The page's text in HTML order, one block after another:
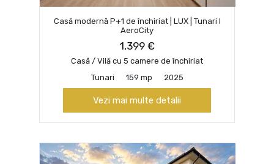
Casă modernă P+1 de închiriat | LUX | Tunari I
AeroCity
1,399 €
Casă / Vilă cu 5 camere de închiriat
Tunari
159 mp 2025
Vezi mai multe detalii